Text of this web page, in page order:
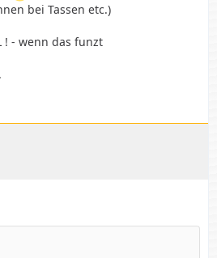
bei Tassen etc.)
! - wenn das funzt